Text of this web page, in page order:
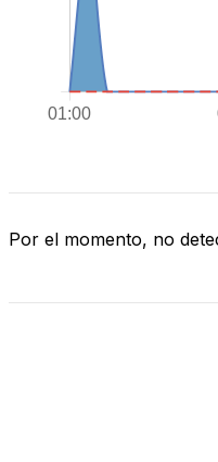
Por el momento, no